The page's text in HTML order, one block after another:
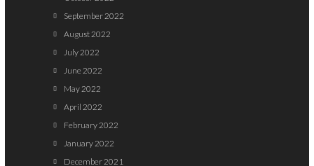
September 2022
August 2022
July 2022
June 2022
May 2022
April 2022
February 2022
January 2022
December 2021